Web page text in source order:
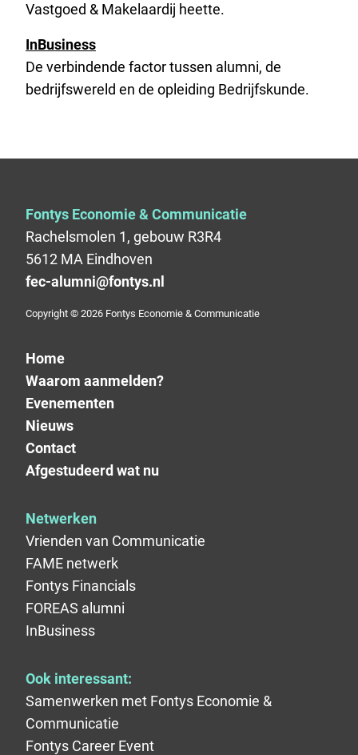
Vastgoed & Makelaardij heette.
InBusiness
De verbindende factor tussen alumni, de
bedrijfswereld en de opleiding Bedrijfskunde.
Fontys Economie & Communicatie
Rachelsmolen 1, gebouw R3R4
5612 MA Eindhoven
fec-alumni@fontys.nl
Copyright © 2026 Fontys Economie & Communicatie
Home
Waarom aanmelden?
Evenementen
Nieuws
Contact
Afgestudeerd wat nu
Netwerken
Vrienden van Communicatie
FAME netwerk
Fontys Financials
FOREAS alumni
InBusiness
Ook interessant:
Samenwerken met Fontys Economie &
Communicatie
Fontys Career Event